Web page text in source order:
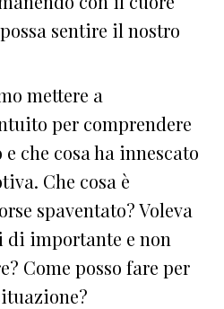
sentire il nostro
mettere a
per comprendere
e che cosa ha innescato
Che cosa è
spaventato? Voleva
di importante e non
Come posso fare per